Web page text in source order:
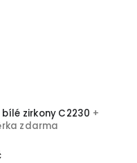
zirkony C2230 +
zdarma